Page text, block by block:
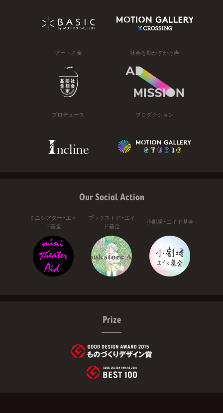
アート基金 社会を動かすかけ声
プロデュース プロダクション
Our Social Action
ミニシアター・エイ
ド基金
ブックストア・エイ
ド基金
小劇場・エイド基金
Prize